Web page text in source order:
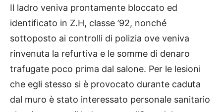
Il ladro veniva prontamente bloccato ed
identificato in Z.H, classe ’92, nonché
sottoposto ai controlli di polizia ove veniva
rinvenuta la refurtiva e le somme di denaro
trafugate poco prima dal salone. Per le lesioni
che egli stesso si è provocato durante caduta
dal muro è stato interessato personale sanitario